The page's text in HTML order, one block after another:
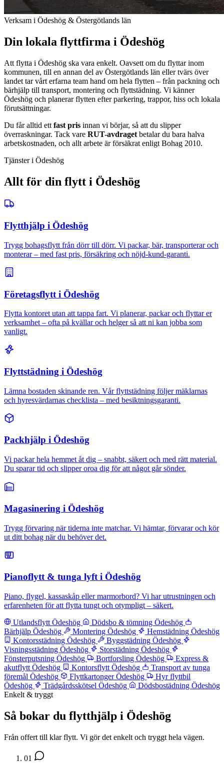
Verksam i Ödeshög & Östergötlands län
Din lokala flyttfirma i Ödeshög
Att flytta i Ödeshög ska vara enkelt. Oavsett om du flyttar inom
kommunen, till en annan del av Östergötlands län eller tvärs över
landet tar vårt erfarna team hand om hela flytten – från packning och
bärhjälp till transport, montering och flyttstädning. Vi känner
Ödeshög och planerar flytten efter parkering, trappor, hiss och lokala
förutsättningar.
Du får alltid ett fast pris innan vi börjar, så att du slipper
överraskningar. Tack vare RUT-avdraget betalar du bara halva
arbetskostnaden, och allt arbete är försäkrat enligt Bohag 2010.
Tjänster i Ödeshög
Allt för din flytt i Ödeshög
Flytthjälp i Ödeshög
Trygg bohagsflytt från dörr till dörr. Vi packar, bär, transporterar och
monterar – med fast pris, försäkring och nöjd-kund-garanti.
Företagsflytt i Ödeshög
Flytta kontoret utan att tappa fart. Vi planerar, packar och flyttar er
verksamhet – ofta på kvällar och helger så att ni kan jobba som
vanligt.
Flyttstädning i Ödeshög
Lämna bostaden skinande ren. Vår flyttstädning följer mäklarnas
och hyresvärdarnas checklista – med besiktningsgaranti.
Packhjälp i Ödeshög
Vi packar hela hemmet åt dig – snabbt, säkert och med rätt material.
Du sparar tid och slipper oroa dig för att något går sönder.
Magasinering i Ödeshög
Trygg förvaring när tiderna inte matchar. Vi hämtar, förvarar och kör
ut ditt bohag när du behöver det.
Pianoflytt & tunga lyft i Ödeshög
Piano, flygel, kassaskåp eller marmorbord? Vi har utrustningen och
erfarenheten för att flytta tungt och otympligt – säkert.
Utlandsflytt Ödeshög
Dödsbo & tömning Ödeshög
Bärhjälp Ödeshög
Montering Ödeshög
Hemstädning Ödeshög
Kontorsstädning Ödeshög
Byggstädning Ödeshög
Visningsstädning Ödeshög
Storstädning Ödeshög
Fönsterputsning Ödeshög
Bortforsling Ödeshög
Express &
akutflytt Ödeshög
Kontorsflytt Ödeshög
Transport av tunga
föremål Ödeshög
Flyttkartonger Ödeshög
Hyr flyttbil
Ödeshög
Trädgårdsskötsel Ödeshög
Dödsbostädning Ödeshög
Enkelt & tryggt
Så bokar du flytthjälp i Ödeshög
Från offert till klar flytt. Vi gör det enkelt och tryggt hela vägen.
01